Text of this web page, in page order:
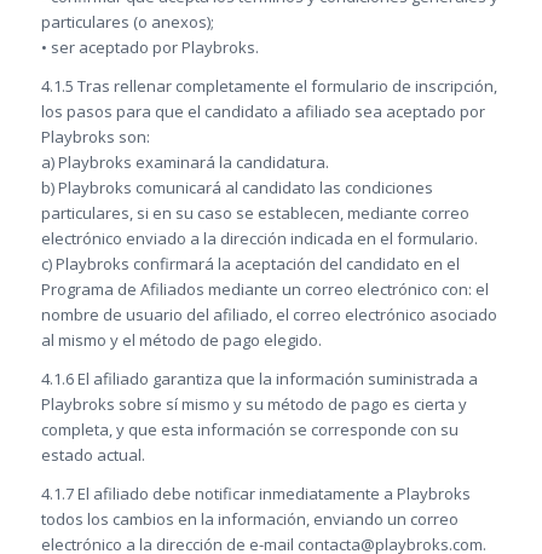
particulares (o anexos);
• ser aceptado por Playbroks.
4.1.5 Tras rellenar completamente el formulario de inscripción,
los pasos para que el candidato a afiliado sea aceptado por
Playbroks son:
a) Playbroks examinará la candidatura.
b) Playbroks comunicará al candidato las condiciones
particulares, si en su caso se establecen, mediante correo
electrónico enviado a la dirección indicada en el formulario.
c) Playbroks confirmará la aceptación del candidato en el
Programa de Afiliados mediante un correo electrónico con: el
nombre de usuario del afiliado, el correo electrónico asociado
al mismo y el método de pago elegido.
4.1.6 El afiliado garantiza que la información suministrada a
Playbroks sobre sí mismo y su método de pago es cierta y
completa, y que esta información se corresponde con su
estado actual.
4.1.7 El afiliado debe notificar inmediatamente a Playbroks
todos los cambios en la información, enviando un correo
electrónico a la dirección de e-mail contacta@playbroks.com.